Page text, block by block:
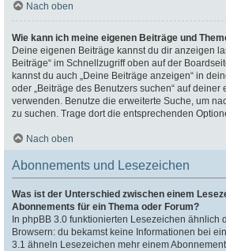
Nach oben
Wie kann ich meine eigenen Beiträge und
Deine eigenen Beiträge kannst du dir anzeigen
Beiträge“ im Schnellzugriff oben auf der
kannst du auch „Deine Beiträge anzeigen“ in
oder „Beiträge des Benutzers suchen“ auf deiner
verwenden. Benutze die erweiterte Suche, um
zu suchen. Trage dort die entsprechenden
Nach oben
Abonnements und Lesezeichen
Was ist der Unterschied zwischen einem
Abonnements für ein Thema oder Forum?
In phpBB 3.0 funktionierten Lesezeichen ähnlich
Browsern: du bekamst keine Informationen bei
3.1 ähneln Lesezeichen mehr einem